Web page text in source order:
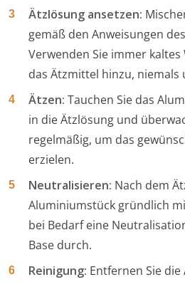
Ätzlösung ansetzen:
gemäß den Anweisungen
Verwenden Sie immer kaltes
das Ätzmittel hinzu, niemals
Ätzen: Tauchen Sie das
in die Ätzlösung und
regelmäßig, um das
erzielen.
Neutralisieren: Nach dem
Aluminiumstück gründlich
bei Bedarf eine
Base durch.
Reinigung: Entfernen Sie